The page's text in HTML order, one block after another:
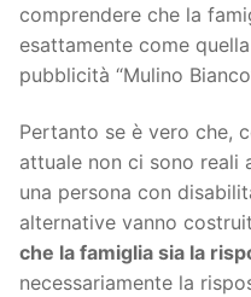
comprendere che la
esattamente come
pubblicità “Mulino
Pertanto se è vero che,
attuale non ci sono reali
una persona con
alternative vanno
che la famiglia sia la
necessariamente la